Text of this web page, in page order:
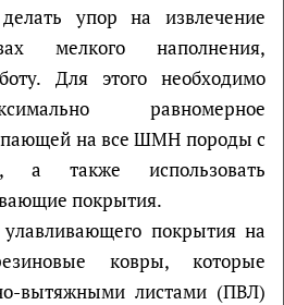
упор на извлечение
мелкого наполнения,
Для этого необходимо
равномерное
на все ШМН породы с
а также использовать
покрытия.
покрытия на
ковры, которые
вытяжными листами (ПВЛ)